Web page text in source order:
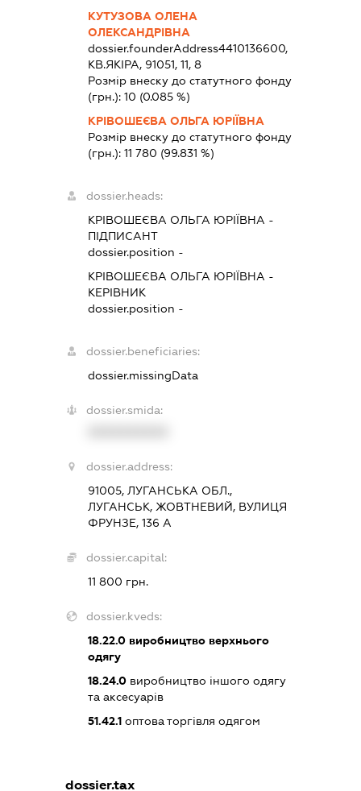
КУТУЗОВА ОЛЕНА
ОЛЕКСАНДРІВНА
dossier.founderAddress4410136600,
КВ.ЯКІРА, 91051, 11, 8
Розмір внеску до статутного фонду
(грн.):10 (0.085 %)
КРІВОШЕЄВА ОЛЬГА ЮРІЇВНА
Розмір внеску до статутного фонду
(грн.):11 780 (99.831 %)
dossier.heads:
КРІВОШЕЄВА ОЛЬГА ЮРІЇВНА -
ПІДПИСАНТ
dossier.position -
КРІВОШЕЄВА ОЛЬГА ЮРІЇВНА -
КЕРІВНИК
dossier.position -
dossier.beneficiaries:
dossier.missingData
dossier.smida:
dossier.address:
91005, ЛУГАНСЬКА ОБЛ.,
ЛУГАНСЬК, ЖОВТНЕВИЙ, ВУЛИЦЯ
ФРУНЗЕ, 136 А
dossier.capital:
11 800 грн.
dossier.kveds:
18.22.0 виробництво верхнього
одягу
18.24.0 виробництво іншого одягу
та аксесуарів
51.42.1 оптова торгівля одягом
dossier.tax